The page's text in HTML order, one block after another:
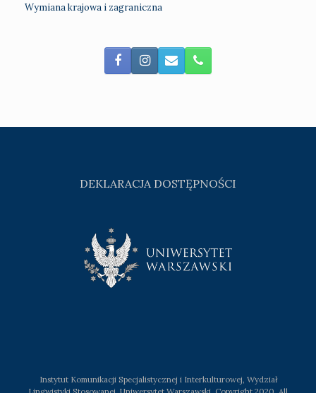
Wymiana krajowa i zagraniczna
DEKLARACJA DOSTĘPNOŚCI
Instytut Komunikacji Specjalistycznej i Interkulturowej, Wydział